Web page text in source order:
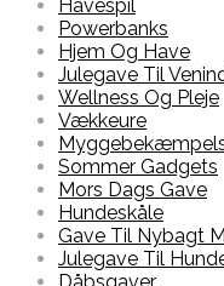
Havespil
Powerbanks
Hjem Og Have
Julegave Til
Wellness Og Pleje
Vækkeure
Sommer Gadgets
Mors Dags Gave
Hundeskåle
Gave Til Nybagt
Julegave Til